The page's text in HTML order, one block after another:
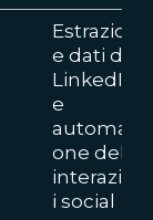
Estrazion
e dati da
LinkedIn
e
automazi
one delle
interazion
i social